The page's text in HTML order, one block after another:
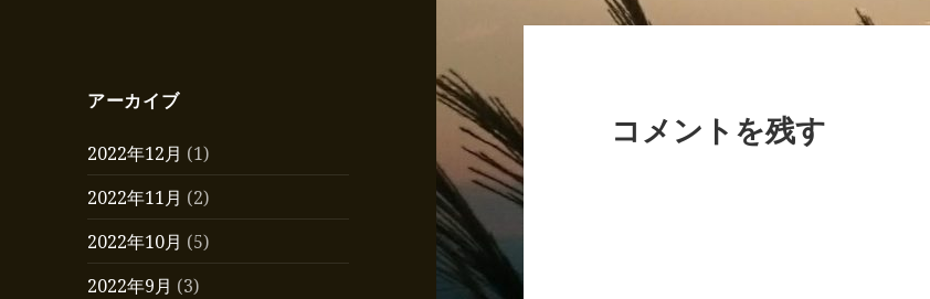
アーカイブ
2022年12月 (1)
2022年11月 (2)
2022年10月 (5)
2022年9月 (3)
コメントを残す